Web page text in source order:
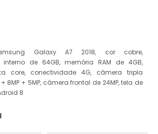
Galaxy A7 2018, cor cobre,
interno de 64GB, memória RAM de 4GB,
core, conectividade 4G, câmera tripla
8MP + 5MP, câmera frontal de 24MP, tela de
8